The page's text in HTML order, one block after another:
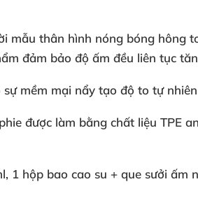
mẫu thân hình nóng bóng hông
đảm bảo độ ấm đều liên tục
sự mềm mại nẩy tạo độ to tự
được làm bằng chất liệu TPE
, 1 hộp bao cao su + que sưởi ấm